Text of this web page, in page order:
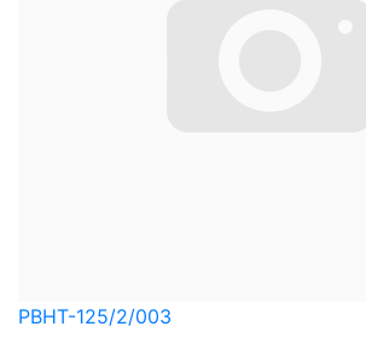
PBHT-125/2/003